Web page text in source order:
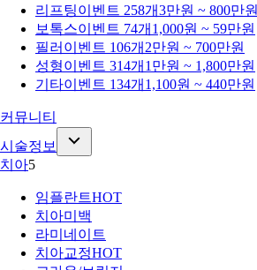
리프팅이벤트 258개3만원 ~ 800만원
보톡스이벤트 74개 1,000원 ~ 59만원
필러 이벤트 106개 2만원 ~ 700만원
성형이벤트 314개 1만원 ~ 1,800만원
기타이벤트 134개 1,100원 ~ 440만원
커뮤니티
시술정보
치아5
임플란트HOT
치아미백
라미네이트
치아교정HOT